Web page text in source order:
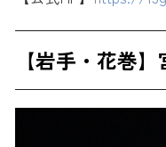
【岩手・花巻